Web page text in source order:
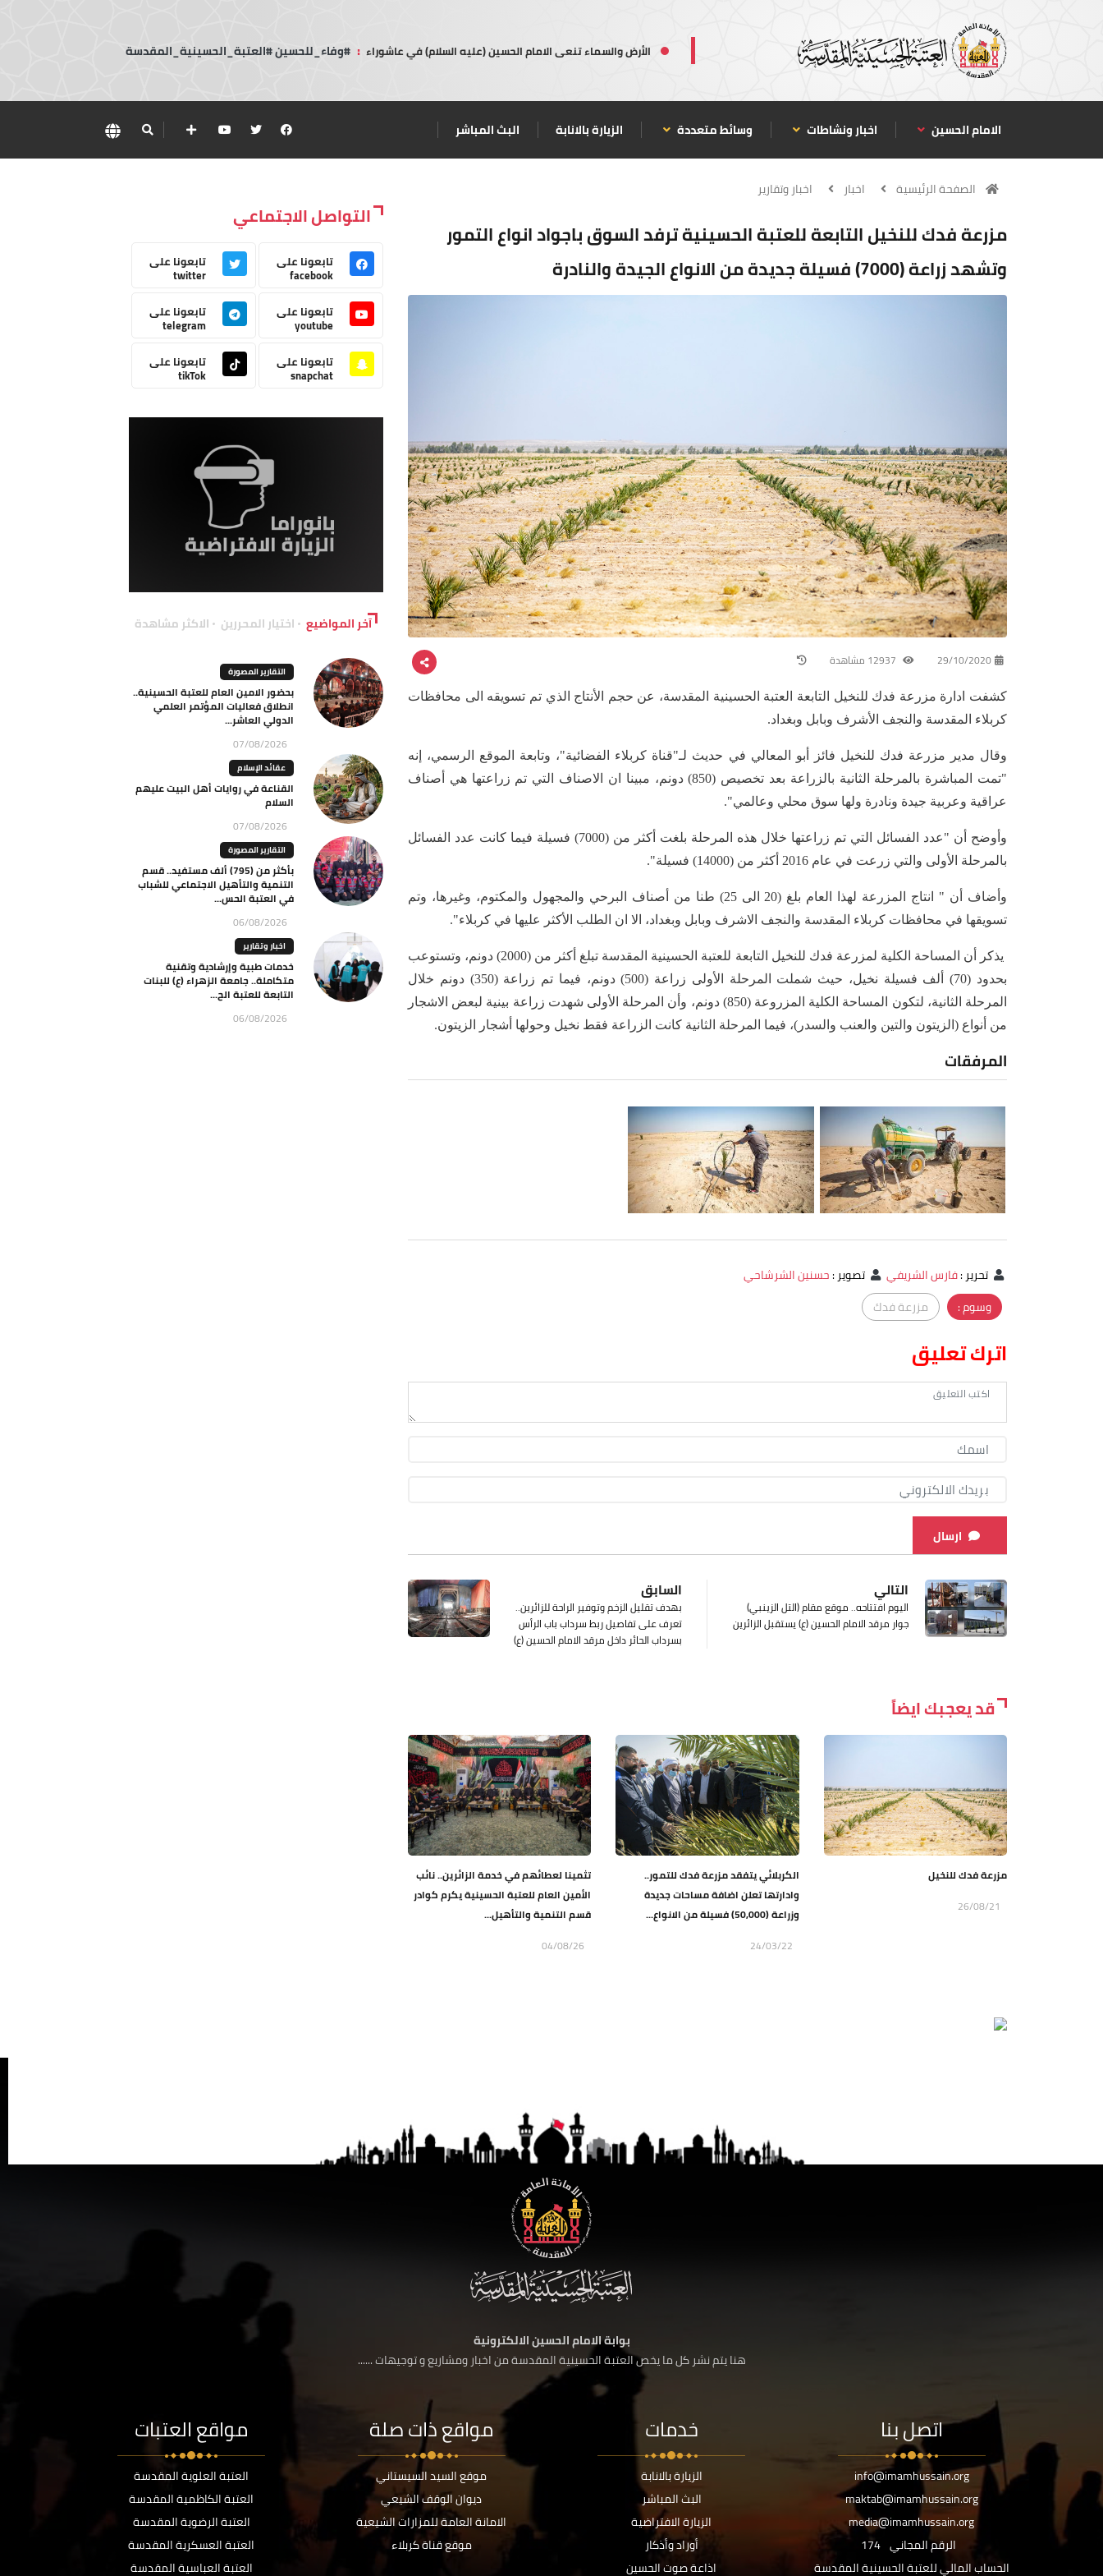
الأرض والسماء تنعى الامام الحسين (عليه السلام) في عاشوراء : #وفاء_للحسين #العتبة_الحسينية_المقدسة
الامام الحسين اخبار ونشاطات وسائط متعددة الزيارة بالانابة البث المباشر
الصفحة الرئيسية اخبار اخبار وتقارير
مزرعة فدك للنخيل التابعة للعتبة الحسينية ترفد السوق باجواد انواع التمور
وتشهد زراعة (7000) فسيلة جديدة من الانواع الجيدة والنادرة
29/10/2020
كشفت ادارة مزرعة فدك للنخيل التابعة العتبة الحسينية المقدسة، عن حجم الأنتاج الذي تم تسويقه الى محافظات
كربلاء المقدسة والنجف الأشرف وبابل وبغداد.
وقال مدير مزرعة فدك للنخيل فائز أبو المعالي في حديث لـ"قناة كربلاء الفضائية"، وتابعة الموقع الرسمي، إنه
"تمت المباشرة بالمرحلة الثانية بالزراعة بعد تخصيص (850) دونم، مبينا ان الاصناف التي تم زراعتها هي أصناف
عراقية وعربية جيدة ونادرة ولها سوق محلي وعالمي".
وأوضح أن "عدد الفسائل التي تم زراعتها خلال هذه المرحلة بلغت أكثر من (7000) فسيلة فيما كانت عدد الفسائل
بالمرحلة الأولى والتي زرعت في عام 2016 أكثر من (14000) فسيلة".
وأضاف أن " انتاج المزرعة لهذا العام بلغ (20 الى 25) طنا من أصناف البرحي والمجهول والمكتوم، وغيرها، وتم
تسويقها في محافظات كربلاء المقدسة والنجف الاشرف وبابل وبغداد، الا ان الطلب الأكثر عليها في كربلاء".
يذكر أن المساحة الكلية لمزرعة فدك للنخيل التابعة للعتبة الحسينية المقدسة تبلغ أكثر من (2000) دونم، وتستوعب
بحدود (70) ألف فسيلة نخيل، حيث شملت المرحلة الأولى زراعة (500) دونم، فيما تم زراعة (350) دونم خلال
المرحلة الثانية، لتكون المساحة الكلية المزروعة (850) دونم، وأن المرحلة الأولى شهدت زراعة بينية لبعض الاشجار
من أنواع (الزيتون والتين والعنب والسدر)، فيما المرحلة الثانية كانت الزراعة فقط نخيل وحولها أشجار الزيتون.
المرفقات
تحرير:فارس الشريفي تصوير:حسنين الشرشاحي
وسوم :
مزرعة فدك
اترك تعليق
ارسال
السابق
بهدف تقليل الزخم وتوفير الراحة للزائرين..
تعرف على تفاصيل ربط سرداب باب الرأس
بسرداب الحائر داخل مرقد الامام الحسين (ع)
التالي
اليوم افتتاحه.. موقع مقام (التل الزينبي)
جوار مرقد الامام الحسين (ع) يستقبل الزائرين
قد يعجبك ايضاً
مزرعة فدك للنخيل
26/08/21
الكربلائي يتفقد مزرعة فدك للتمور..
وادارتها تعلن اضافة مساحات جديدة
وزراعة (50,000) فسيلة من الانواع...
24/03/22
تثمينا لعطائهم في خدمة الزائرين.. نائب
الأمين العام للعتبة الحسينية يكرم كوادر
قسم التنمية والتأهيل...
04/08/26
التواصل الاجتماعي
تابعونا على
facebook
تابعونا على
twitter
تابعونا على
youtube
تابعونا على
telegram
تابعونا على
snapchat
تابعونا على
tikTok
آخر المواضيع اختيار المحررين الاكثر مشاهدة
التقارير المصورة
بحضور الامين العام للعتبة الحسينية..
انطلاق فعاليات المؤتمر العلمي
الدولي العاشر...
07/08/2026
عقائد الإسلام
القناعة في روايات أهل البيت عليهم
السلام
07/08/2026
التقارير المصورة
بأكثر من (795) ألف مستفيد.. قسم
التنمية والتأهيل الاجتماعي للشباب
في العتبة الحس...
06/08/2026
اخبار وتقارير
خدمات طبية وإرشادية وتقنية
متكاملة.. جامعة الزهراء (ع) للبنات
التابعة للعتبة الح...
06/08/2026
بوابة الامام الحسين الالكترونية
هنا يتم نشر كل ما يخص العتبة الحسينية المقدسة من اخبار ومشاريع و توجيهات ......
اتصل بنا
info@imamhussain.org
maktab@imamhussain.org
media@imamhussain.org
الرقم المجاني 174
الحساب المالي للعتبة الحسينية المقدسة
خدمات
الزيارة بالانابة
البث المباشر
الزيارة الافتراضية
أوراد وأذكار
اذاعة صوت الحسين
مواقع ذات صلة
موقع السيد السيستاني
ديوان الوقف الشيعي
الامانة العامة للمزارات الشيعية
موقع قناة كربلاء
مواقع العتبات
العتبة العلوية المقدسة
العتبة الكاظمية المقدسة
العتبة الرضوية المقدسة
العتبة العسكرية المقدسة
العتبة العباسية المقدسة